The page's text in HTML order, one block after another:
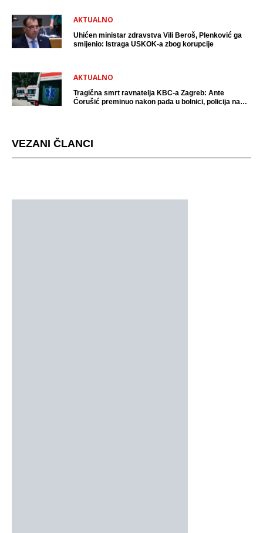
AKTUALNO
Uhićen ministar zdravstva Vili Beroš, Plenković ga
smijenio: Istraga USKOK-a zbog korupcije
AKTUALNO
Tragična smrt ravnatelja KBC-a Zagreb: Ante
Ćorušić preminuo nakon pada u bolnici, policija na
VEZANI ČLANCI